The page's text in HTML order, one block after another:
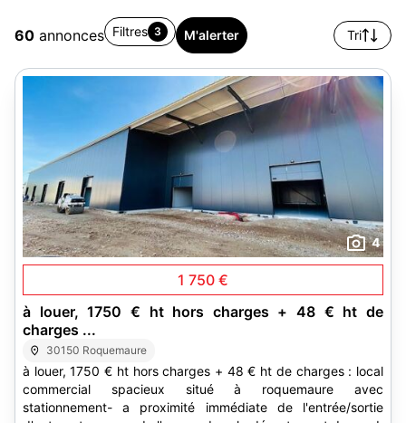
60 annonces Filtres 3 M'alerter Tri
4
1 750 €
à louer, 1750 € ht hors charges + 48 € ht de
charges ...
30150 Roquemaure
à louer, 1750 € ht hors charges + 48 € ht de charges : local
commercial spacieux situé à roquemaure avec
stationnement- a proximité immédiate de l'entrée/sortie